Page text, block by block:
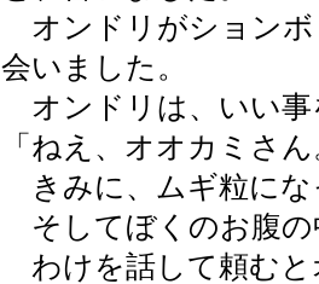
オンドリがションボ
会いました。
オンドリは、いい事
「ねえ、オオカミさ
きみに、ムギ粒にな
そしてぼくのお腹の
わけを話して頼むと